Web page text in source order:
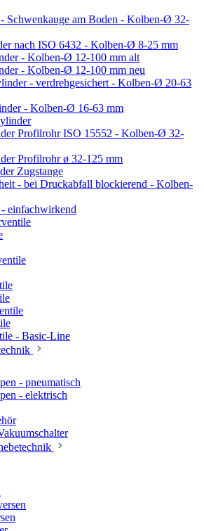
Schwenkauge am Boden - Kolben-Ø 32-
nach ISO 6432 - Kolben-Ø 8-25 mm
- Kolben-Ø 12-100 mm alt
- Kolben-Ø 12-100 mm neu
- verdrehgesichert - Kolben-Ø 20-63
- Kolben-Ø 16-63 mm
Profilrohr ISO 15552 - Kolben-Ø 32-
Profilrohr ø 32-125 mm
Zugstange
- bei Druckabfall blockierend - Kolben-
einfachwirkend
- Basic-Line
- pneumatisch
- elektrisch